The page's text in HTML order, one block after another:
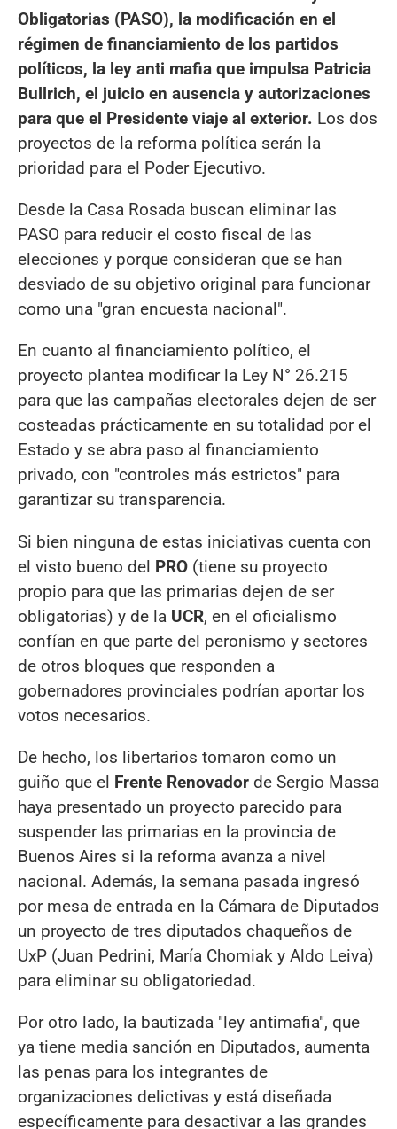
Obligatorias (PASO), la modificación en el
régimen de financiamiento de los partidos
políticos, la ley anti mafia que impulsa Patricia
Bullrich, el juicio en ausencia y autorizaciones
para que el Presidente viaje al exterior. Los dos
proyectos de la reforma política serán la
prioridad para el Poder Ejecutivo.
Desde la Casa Rosada buscan eliminar las
PASO para reducir el costo fiscal de las
elecciones y porque consideran que se han
desviado de su objetivo original para funcionar
como una "gran encuesta nacional".
En cuanto al financiamiento político, el
proyecto plantea modificar la Ley N° 26.215
para que las campañas electorales dejen de ser
costeadas prácticamente en su totalidad por el
Estado y se abra paso al financiamiento
privado, con "controles más estrictos" para
garantizar su transparencia.
Si bien ninguna de estas iniciativas cuenta con
el visto bueno del PRO (tiene su proyecto
propio para que las primarias dejen de ser
obligatorias) y de la UCR, en el oficialismo
confían en que parte del peronismo y sectores
de otros bloques que responden a
gobernadores provinciales podrían aportar los
votos necesarios.
De hecho, los libertarios tomaron como un
guiño que el Frente Renovador de Sergio Massa
haya presentado un proyecto parecido para
suspender las primarias en la provincia de
Buenos Aires si la reforma avanza a nivel
nacional. Además, la semana pasada ingresó
por mesa de entrada en la Cámara de Diputados
un proyecto de tres diputados chaqueños de
UxP (Juan Pedrini, María Chomiak y Aldo Leiva)
para eliminar su obligatoriedad.
Por otro lado, la bautizada "ley antimafia", que
ya tiene media sanción en Diputados, aumenta
las penas para los integrantes de
organizaciones delictivas y está diseñada
específicamente para desactivar a las grandes